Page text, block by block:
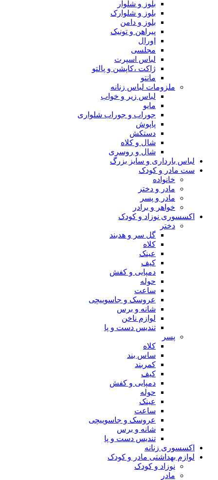
بلوز و شلوار
بلوز و شلوارک
بلوز و دامن
پیراهن و تونیک
اورال
مجلسی
لباس اسپرت
ژاکت ،کاپشن و پالتو
مانتو
ملزومات لباس زنانه
لباس زیر و خواب
مایو
جوراب و جوراب شلواری
پاپوش
دستکش
شال و کلاه
شال و روسری
لباس بارداری و سایز بزرگ
ست مادر و کودک
خانواده
مادر و دختر
مادر و پسر
خواهر و برادر
اکسسوری نوزاد و کودک
دختر
گل سر و هدبند
کلاه
عینک
کیف
دمپایی و کفش
حوله
ساعت
عروسک و جاسوییچی
شانه و برس
لوازم ناخن
تندیس دست و پا
پسر
کلاه
ساس بند
کمربند
کیف
دمپایی و کفش
حوله
عینک
ساعت
عروسک و جاسوییچی
شانه و برس
تندیس دست و پا
اکسسوری زنانه
لوازم بهداشتی مادر و کودک
نوزاد و کودک
مادر